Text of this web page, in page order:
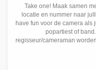
Take one! Maak samen
locatie en nummer naar
have fun voor de camera
popartiest of
regisseur/cameraman